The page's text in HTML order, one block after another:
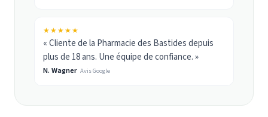
★★★★★
« Cliente de la Pharmacie des Bastides depuis
plus de 18 ans. Une équipe de confiance. »
N. Wagner Avis Google